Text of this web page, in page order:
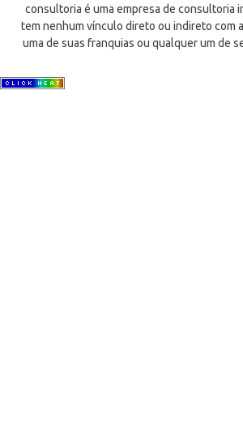
consultoria é uma empresa de consultoria
tem nenhum vínculo direto ou indireto com
uma de suas franquias ou qualquer um de